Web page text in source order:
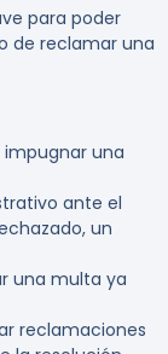
para poder
de reclamar una
una
ante el
un
una multa ya
reclamaciones